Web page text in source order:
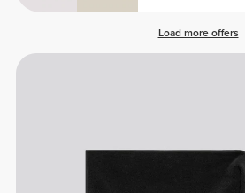
Load more offers